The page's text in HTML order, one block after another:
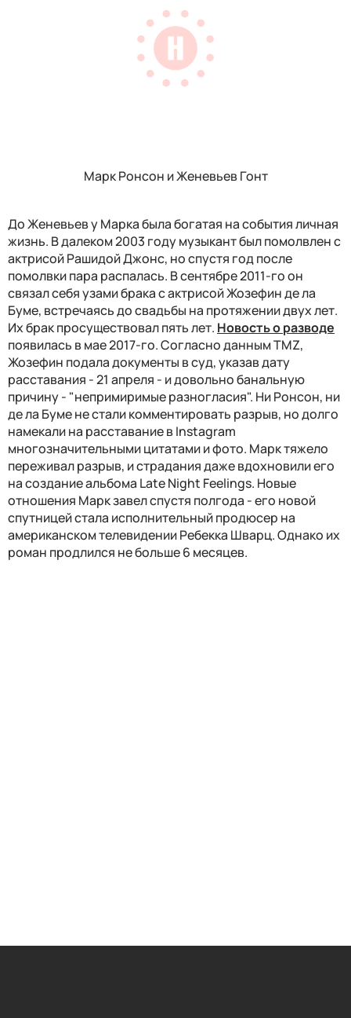
Марк Ронсон и Женевьев Гонт
До Женевьев у Марка была богатая на события личная
жизнь. В далеком 2003 году музыкант был помолвлен с
актрисой Рашидой Джонс, но спустя год после
помолвки пара распалась. В сентябре 2011-го он
связал себя узами брака с актрисой Жозефин де ла
Буме, встречаясь до свадьбы на протяжении двух лет.
Их брак просуществовал пять лет. Новость о разводе
появилась в мае 2017-го. Согласно данным TMZ,
Жозефин подала документы в суд, указав дату
расставания - 21 апреля - и довольно банальную
причину - "непримиримые разногласия". Ни Ронсон, ни
де ла Буме не стали комментировать разрыв, но долго
намекали на расставание в Instagram
многозначительными цитатами и фото. Марк тяжело
переживал разрыв, и страдания даже вдохновили его
на создание альбома Late Night Feelings. Новые
отношения Марк завел спустя полгода - его новой
спутницей стала исполнительный продюсер на
американском телевидении Ребекка Шварц. Однако их
роман продлился не больше 6 месяцев.